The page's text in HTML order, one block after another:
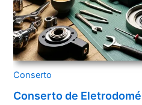
Conserto
Conserto de